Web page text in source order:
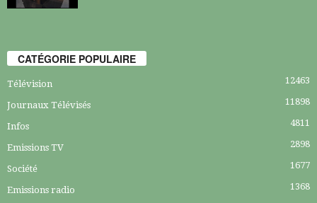
CATÉGORIE POPULAIRE
Télévision 12463
Journaux Télévisés 11898
Infos 4811
Emissions TV 2898
Société 1677
Emissions radio
1368